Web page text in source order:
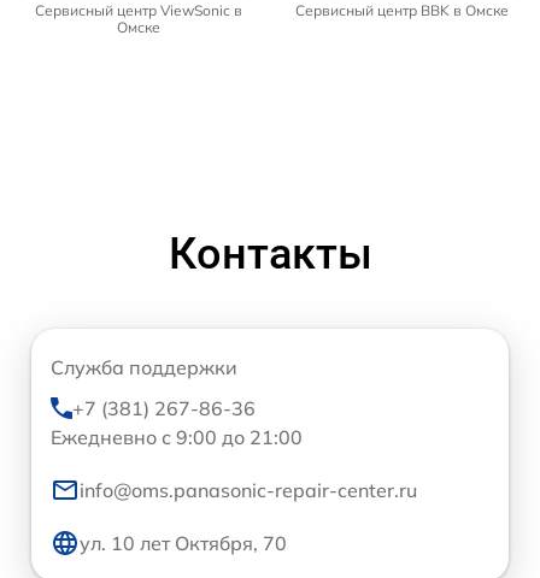
Сервисный центр ViewSonic в
Омске
Сервисный центр BBK в Омске
Контакты
Служба поддержки
+7 (381) 267-86-36
Ежедневно с 9:00 до 21:00
info@oms.panasonic-repair-center.ru
ул. 10 лет Октября, 70